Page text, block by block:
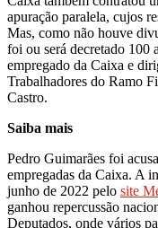
apuração paralela, cujos
Mas, como não houve
foi ou será decretado 100
empregado da Caixa e
Trabalhadores do Ramo
Castro.
Saiba mais
Pedro Guimarães foi
empregadas da Caixa. A
junho de 2022 pelo site
ganhou repercussão
Deputados, onde vários